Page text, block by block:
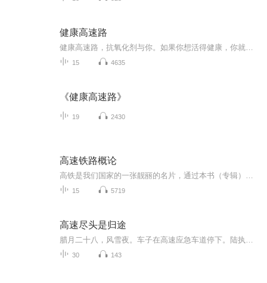
健康高速路
15 4635
《健康高速路》
19 2430
高速铁路概论
15 5719
高速尽头是归途
30 143